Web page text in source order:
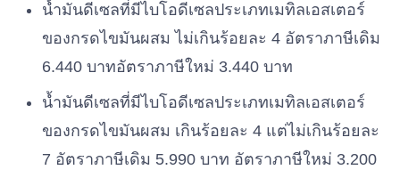
น้ำมันดีเซลที่มีไบโอดีเซลประเภทเมทิลเอสเตอร์
ของกรดไขมันผสม ไม่เกินร้อยละ 4 อัตราภาษีเดิม
6.440 บาทอัตราภาษีใหม่ 3.440 บาท
น้ำมันดีเซลที่มีไบโอดีเซลประเภทเมทิลเอสเตอร์
ของกรดไขมันผสม เกินร้อยละ 4 แต่ไม่เกินร้อยละ
7 อัตราภาษีเดิม 5.990 บาท อัตราภาษีใหม่ 3.200